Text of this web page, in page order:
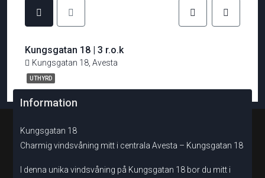
Kungsgatan 18 | 3 r.o.k
Kungsgatan 18, Avesta
UTHYRD
Information
Kungsgatan 18
Charmig vindsvåning mitt i centrala Avesta – Kungsgatan 18
I denna unika vindsvåning på Kungsgatan 18 bor du mitt i